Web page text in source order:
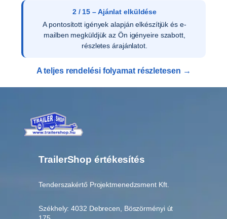
2 / 15 – Ajánlat elküldése
A pontosított igények alapján elkészítjük és e-
mailben megküldjük az Ön igényeire szabott,
részletes árajánlatot.
A teljes rendelési folyamat részletesen →
TrailerShop értékesítés
Tenderszakértő Projektmenedzsment Kft.
Székhely: 4032 Debrecen, Böszörményi út